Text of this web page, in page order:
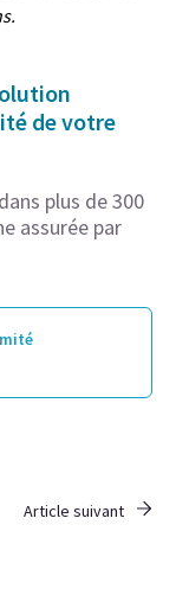
de votre
plus de 300
assurée par
Article suivant